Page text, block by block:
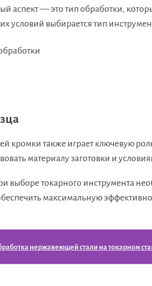
аспект — это тип обработки,
условий выбирается тип
кромки также играет ключевую
материалу заготовки и
выборе токарного инструмента
максимальную
нержавеющей стали на токарном